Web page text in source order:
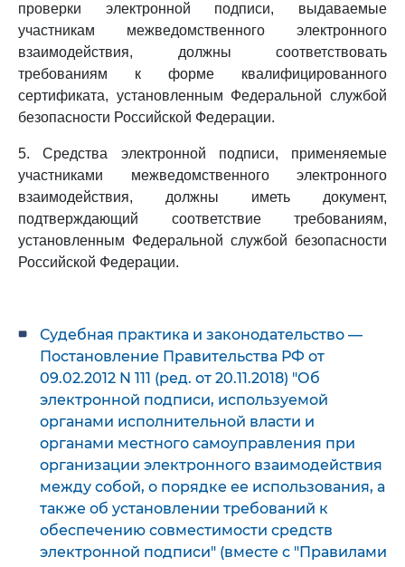
проверки электронной подписи, выдаваемые
участникам межведомственного электронного
взаимодействия, должны соответствовать
требованиям к форме квалифицированного
сертификата, установленным Федеральной службой
безопасности Российской Федерации.
5. Средства электронной подписи, применяемые
участниками межведомственного электронного
взаимодействия, должны иметь документ,
подтверждающий соответствие требованиям,
установленным Федеральной службой безопасности
Российской Федерации.
Судебная практика и законодательство —
Постановление Правительства РФ от
09.02.2012 N 111 (ред. от 20.11.2018) "Об
электронной подписи, используемой
органами исполнительной власти и
органами местного самоуправления при
организации электронного взаимодействия
между собой, о порядке ее использования, а
также об установлении требований к
обеспечению совместимости средств
электронной подписи" (вместе с "Правилами